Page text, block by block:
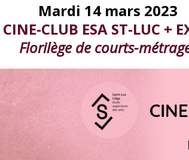
Mardi 14 mars 2023
CINE-CLUB ESA ST-LUC +
Florilège de courts-